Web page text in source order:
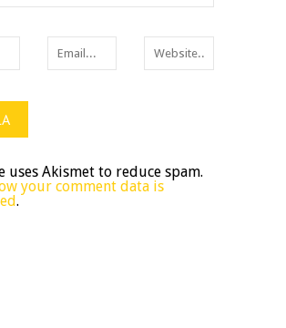
uses Akismet to reduce spam.
your comment data is
.